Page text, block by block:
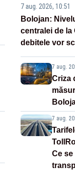
7 aug. 2026, 10:51
Bolojan:
centralei de la
debitele vor
7 aug.
Criza
7 aug.
Ce